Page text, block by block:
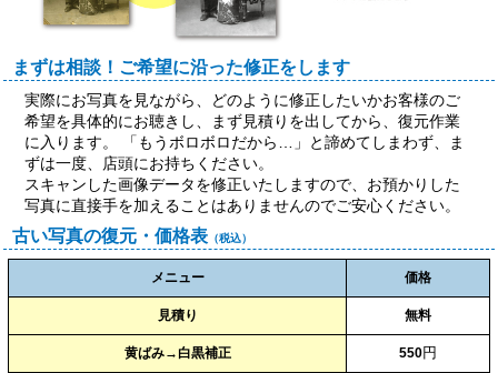
まずは相談！ご希望に沿った修正をします
実際にお写真を見ながら、どのように修正したいかお客様のご
希望を具体的にお聴きし、まず見積りを出してから、復元作業
に入ります。 「もうボロボロだから…」と諦めてしまわず、ま
ずは一度、店頭にお持ちください。
スキャンした画像データを修正いたしますので、お預かりした
写真に直接手を加えることはありませんのでご安心ください。
古い写真の復元・価格表 （税込）
メニュー 価格
見積り 無料
黄ばみ→白黒補正 550円